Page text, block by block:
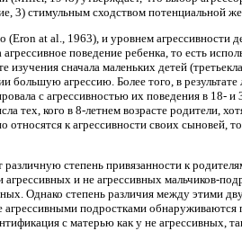
3) стимульным сходством потенциальной
at al., 1963), и уровнем агрессивности
поведение ребенка, то есть
изучения сначала маленьких детей
большую агрессию. Более того, в
с агрессивностью их поведения в
тех, кого в 8-летнем возрасте родители,
к агрессивности своих сыновей,
степень привязанности к
и не агрессивных мальчиков-
Однако степень различия между этими
подростками
с матерью как у не агрессивных,